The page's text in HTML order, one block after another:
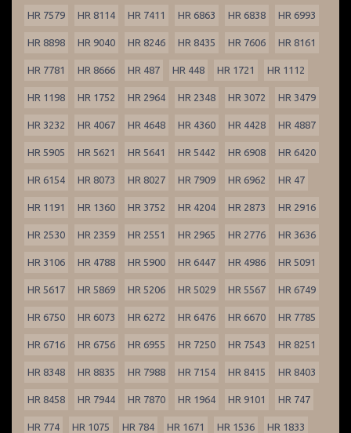
HR 7579 HR 8114 HR 7411 HR 6863 HR 6838 HR 6993
HR 8898 HR 9040 HR 8246 HR 8435 HR 7606 HR 8161
HR 7781 HR 8666 HR 487 HR 448 HR 1721 HR 1112
HR 1198 HR 1752 HR 2964 HR 2348 HR 3072 HR 3479
HR 3232 HR 4067 HR 4648 HR 4360 HR 4428 HR 4887
HR 5905 HR 5621 HR 5641 HR 5442 HR 6908 HR 6420
HR 6154 HR 8073 HR 8027 HR 7909 HR 6962 HR 47
HR 1191 HR 1360 HR 3752 HR 4204 HR 2873 HR 2916
HR 2530 HR 2359 HR 2551 HR 2965 HR 2776 HR 3636
HR 3106 HR 4788 HR 5900 HR 6447 HR 4986 HR 5091
HR 5617 HR 5869 HR 5206 HR 5029 HR 5567 HR 6749
HR 6750 HR 6073 HR 6272 HR 6476 HR 6670 HR 7785
HR 6716 HR 6756 HR 6955 HR 7250 HR 7543 HR 8251
HR 8348 HR 8835 HR 7988 HR 7154 HR 8415 HR 8403
HR 8458 HR 7944 HR 7870 HR 1964 HR 9101 HR 747
HR 774 HR 1075 HR 784 HR 1671 HR 1536 HR 1833